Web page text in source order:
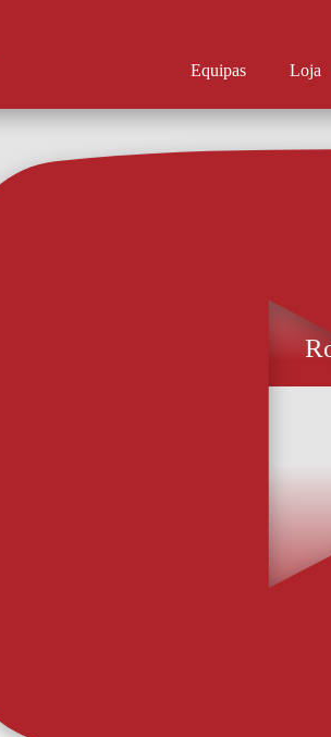
Equipas Loja
opção. O
para chegar. O mais
às ordens de Sérgio
O